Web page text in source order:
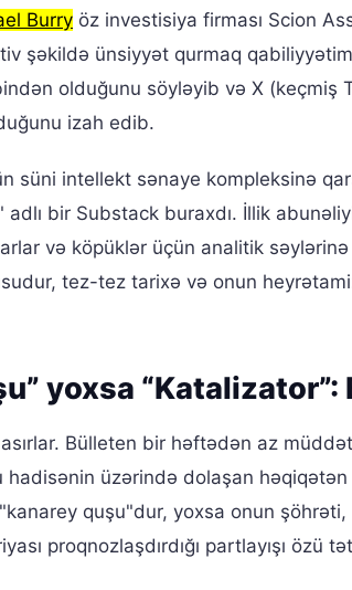
Burry öz investisiya firması Scion
şəkildə ünsiyyət qurmaq
olduğunu söyləyib və X (keçmiş
izah edib.
süni intellekt sənaye kompleksinə
adlı bir Substack buraxdı. İllik
və köpüklər üçün analitik
tez-tez tarixə və onun
yoxsa
Bülleten bir həftədən az
üzərində dolaşan
quşu"dur, yoxsa onun
proqnozlaşdırdığı partlayışı özü